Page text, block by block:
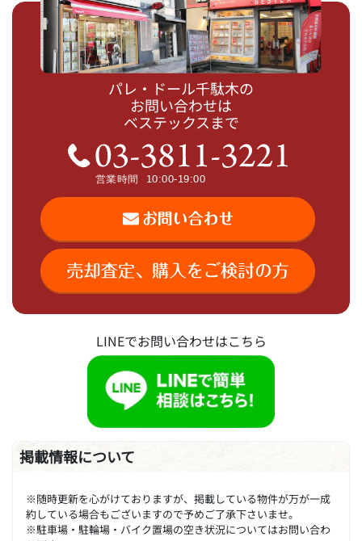
パレ・ドール千駄木の
お問い合わせは
ベステックスまで
LINEでお問い合わせはこちら
掲載情報について
※随時更新を心がけておりますが、掲載している物件が万が一成
約している場合もございますので予めご了承下さいませ。
※駐車場・駐輪場・バイク置場の空き状況についてはお問い合わ